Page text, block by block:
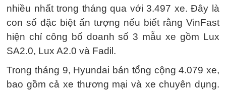
nhiều nhất trong tháng qua với 3.497 xe. Đây là
con số đặc biệt ấn tượng nếu biết rằng VinFast
hiện chỉ công bố doanh số 3 mẫu xe gồm Lux
SA2.0, Lux A2.0 và Fadil.
Trong tháng 9, Hyundai bán tổng cộng 4.079 xe,
bao gồm cả xe thương mại và xe chuyên dụng.